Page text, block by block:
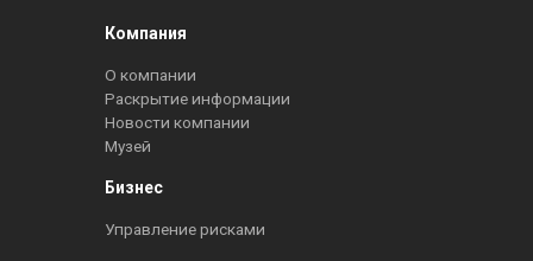
Компания
О компании
Раскрытие информации
Новости компании
Музей
Бизнес
Управление рисками